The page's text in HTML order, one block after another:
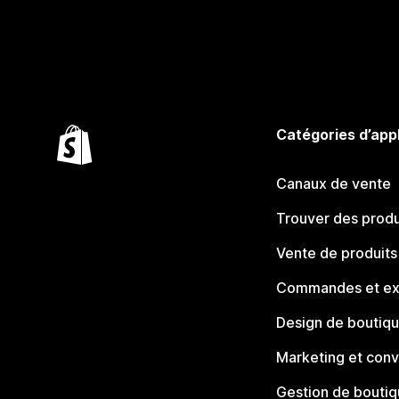
Catégories
Canaux de vente
Trouver des
Vente de produits
Commandes et
Design de
Marketing et
Gestion de